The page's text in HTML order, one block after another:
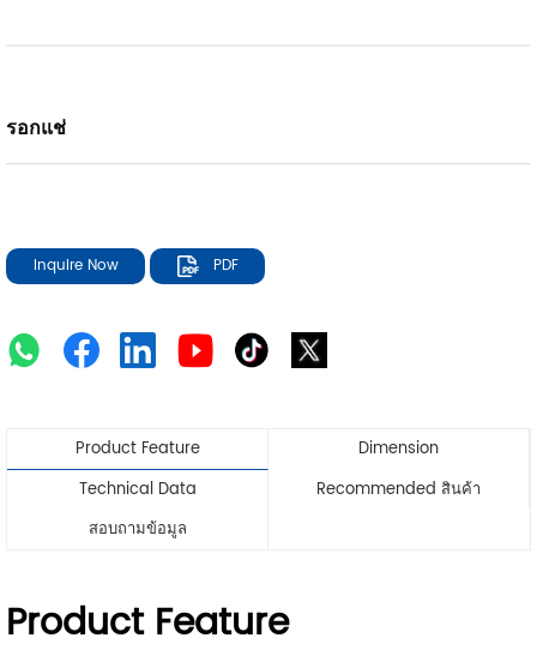
รอกแช่
Inquire Now PDF
Product Feature
Dimension
Technical Data
Recommended สินค้า
สอบถามข้อมูล
Product Feature